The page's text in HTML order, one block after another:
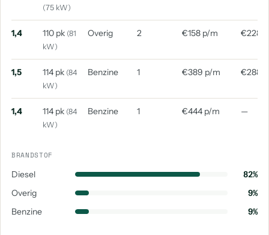
Volkswagen Caravelle
aantal: 1
Volkswagen Crosspolo
aantal: 1
aantal: 1 aantal: 1
Volkswagen Id. Buzz Cargo
Volkswagen Sharan
(75 kW)
1,4 110 pk (81
kW)
Overig 2 €158 p/m €228
1,5 114 pk (84
kW)
Benzine 1 €389 p/m €288
1,4 114 pk (84
kW)
Benzine 1 €444 p/m —
BRANDSTOF
Diesel
82%
Overig
9%
Benzine
9%